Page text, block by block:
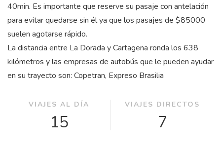
40min. Es importante que reserve su pasaje con antelación
para evitar quedarse sin él ya que los pasajes de $85000
suelen agotarse rápido.
La distancia entre La Dorada y Cartagena ronda los 638
kilómetros y las empresas de autobús que le pueden ayudar
en su trayecto son: Copetran, Expreso Brasilia
VIAJES AL DÍA
15
VIAJES DIRECTOS
7